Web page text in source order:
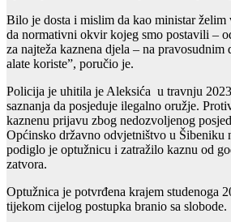
Bilo je dosta i mislim da kao ministar želim
da normativni okvir kojeg smo postavili –
za najteža kaznena djela – na pravosudnim
alate koriste”, poručio je.
Policija je uhitila je Aleksića u travnju
saznanja da posjeduje ilegalno oružje.
kaznenu prijavu zbog nedozvoljenog
Općinsko državno odvjetništvo u Šibeniku
podiglo je optužnicu i zatražilo kaznu od
zatvora.
Optužnica je potvrđena krajem studenoga
tijekom cijelog postupka branio sa slobode.